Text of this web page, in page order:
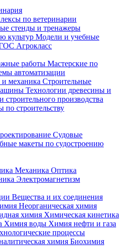
по ветеринарии
стенды и тренажеры
культур Модели и учебные
Агрокласс
работы Мастерские по
автоматизации
механика Строительные
Технологии древесины и
строительного производства
по строительству
Судовые
макеты по судостроению
Механика Оптика
Электромагнетизм
Вещества и их соединения
Неорганическая химия
химия Химическая кинетика
Химия воды Химия нефти и газа
процессы
химия Биохимия